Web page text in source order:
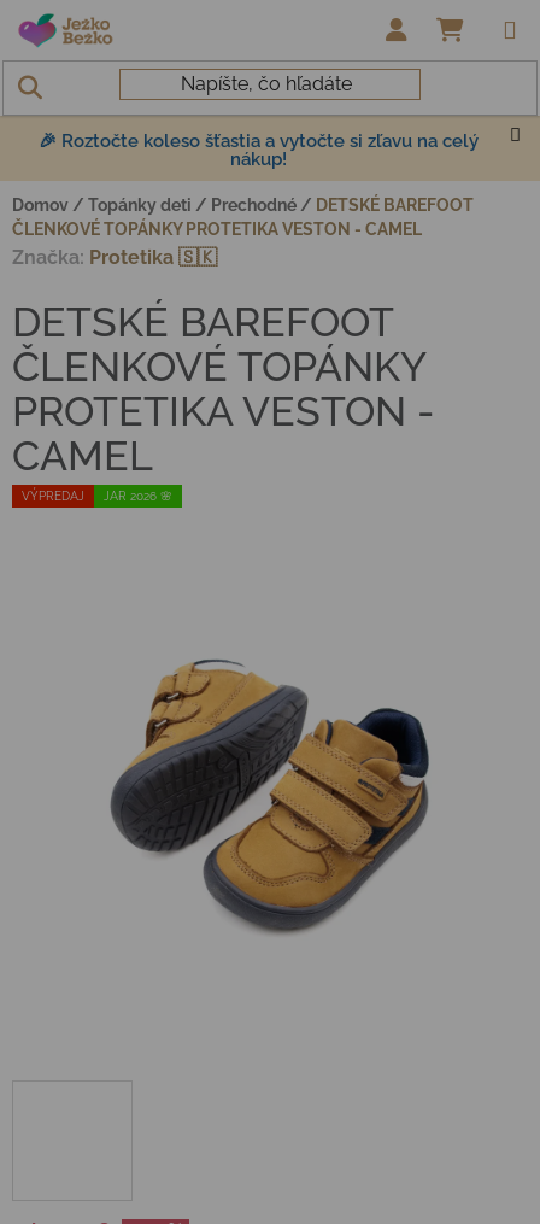
Prejsť na obsah
🎉 Roztočte koleso šťastia a vytočte si zľavu na celý
nákup!
Domov / Topánky deti / Prechodné / DETSKÉ BAREFOOT
ČLENKOVÉ TOPÁNKY PROTETIKA VESTON - CAMEL
VÝPREDAJ JAR 2026 🌸
DETSKÉ BAREFOOT
ČLENKOVÉ TOPÁNKY
PROTETIKA VESTON -
CAMEL
Značka: Protetika 🇸🇰